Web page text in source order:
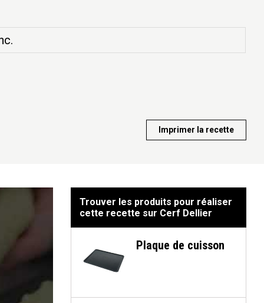
Imprimer la recette
Trouver les produits pour réaliser
cette recette sur Cerf Dellier
Plaque de cuisson